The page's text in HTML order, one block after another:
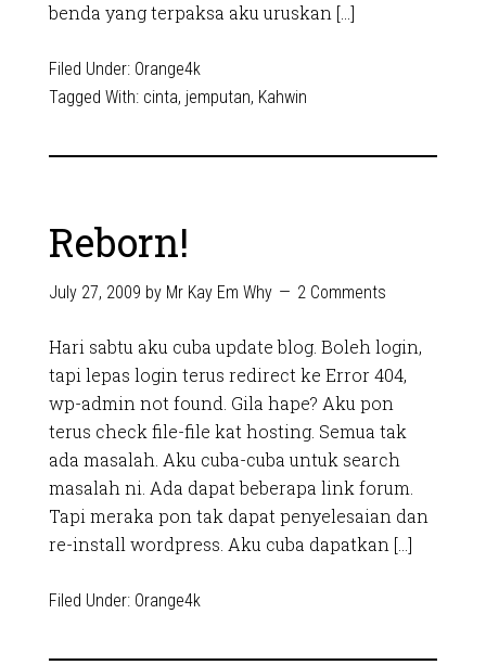
benda yang terpaksa aku uruskan […]
Filed Under: Orange4k
Tagged With: cinta, jemputan, Kahwin
Reborn!
July 27, 2009 by Mr Kay Em Why 2 Comments
Hari sabtu aku cuba update blog. Boleh login,
tapi lepas login terus redirect ke Error 404,
wp-admin not found. Gila hape? Aku pon
terus check file-file kat hosting. Semua tak
ada masalah. Aku cuba-cuba untuk search
masalah ni. Ada dapat beberapa link forum.
Tapi meraka pon tak dapat penyelesaian dan
re-install wordpress. Aku cuba dapatkan […]
Filed Under: Orange4k